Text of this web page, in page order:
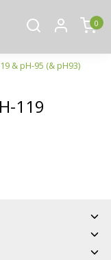
0
& pH-95 (& pH93)
119